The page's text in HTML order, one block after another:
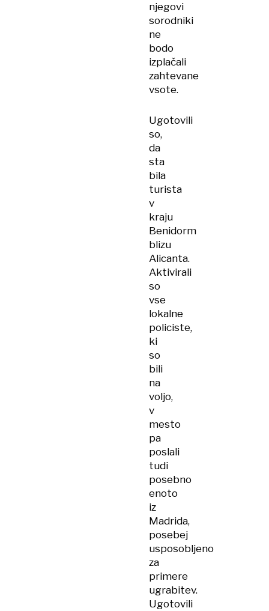
njegovi
sorodniki
ne
bodo
izplačali
zahtevane
vsote.
Ugotovili
so,
da
sta
bila
turista
v
kraju
Benidorm
blizu
Alicanta.
Aktivirali
so
vse
lokalne
policiste,
ki
so
bili
na
voljo,
v
mesto
pa
poslali
tudi
posebno
enoto
iz
Madrida,
posebej
usposobljeno
za
primere
ugrabitev.
Ugotovili